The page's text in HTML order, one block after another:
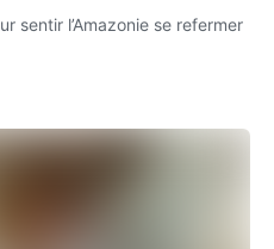
sentir l’Amazonie se refermer